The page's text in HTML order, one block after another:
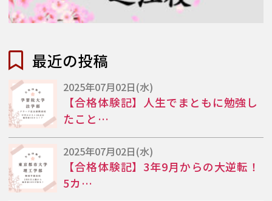
最近の投稿
2025年07月02日(水)
【合格体験記】人生でまともに勉強し
たこと…
2025年07月02日(水)
【合格体験記】3年9月からの大逆転！
5カ…